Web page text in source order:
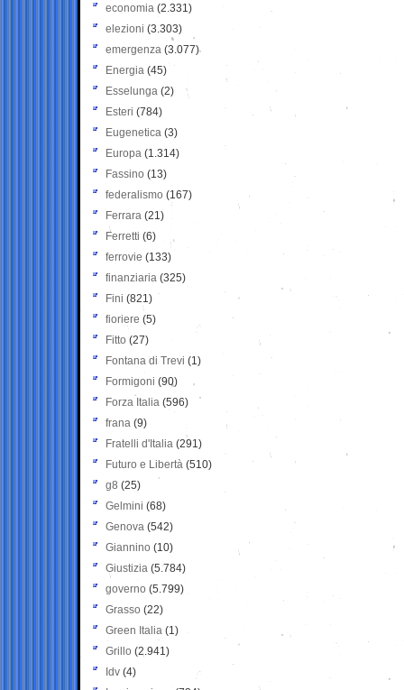
economia (2.331)
elezioni (3.303)
emergenza (3.077)
Energia (45)
Esselunga (2)
Esteri (784)
Eugenetica (3)
Europa (1.314)
Fassino (13)
federalismo (167)
Ferrara (21)
Ferretti (6)
ferrovie (133)
finanziaria (325)
Fini (821)
fioriere (5)
Fitto (27)
Fontana di Trevi (1)
Formigoni (90)
Forza Italia (596)
frana (9)
Fratelli d'Italia (291)
Futuro e Libertà (510)
g8 (25)
Gelmini (68)
Genova (542)
Giannino (10)
Giustizia (5.784)
governo (5.799)
Grasso (22)
Green Italia (1)
Grillo (2.941)
Idv (4)